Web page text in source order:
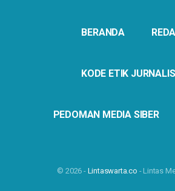
BERANDA
KODE ETIK
PEDOMAN MEDIA SIBER
© 2026 - Lintaswarta.co - Lintas